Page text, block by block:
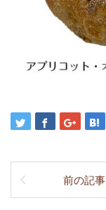
前の記事